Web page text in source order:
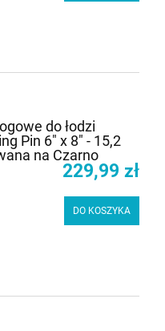
do łodzi
Pin 6" x 8" - 15,2
na Czarno
229,99 zł
DO KOSZYKA